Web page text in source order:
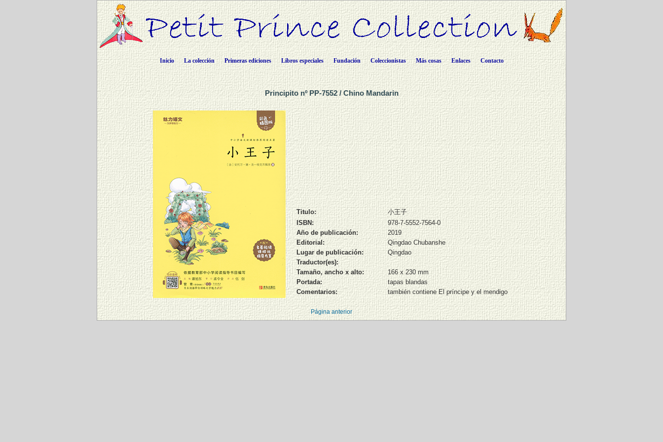
Inicio La colección Primeras ediciones Libros especiales Fundación Coleccionistas Más cosas Enlaces Contacto
Principito nº PP-7552 / Chino Mandarin
Titulo:
小王子
ISBN:
978-7-5552-7564-0
Año de publicación:
2019
Editorial:
Qingdao Chubanshe
Lugar de publicación:
Qingdao
Traductor(es):
Tamaño, ancho x alto:
166 x 230 mm
Portada:
tapas blandas
Comentarios:
también contiene El príncipe y el mendigo
Página anterior